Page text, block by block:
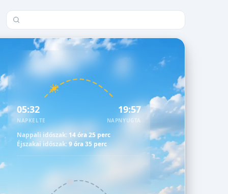
Település keresése
05:32
NAPKELTE
19:57
NAPNYUGTA
Nappali időszak: 14 óra 25 perc
Éjszakai időszak:9 óra 35 perc